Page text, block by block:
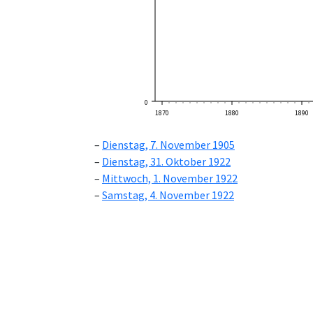
0
1870
1880 1890
Dienstag, 7. November 1905
Dienstag, 31. Oktober 1922
Mittwoch, 1. November 1922
Samstag, 4. November 1922